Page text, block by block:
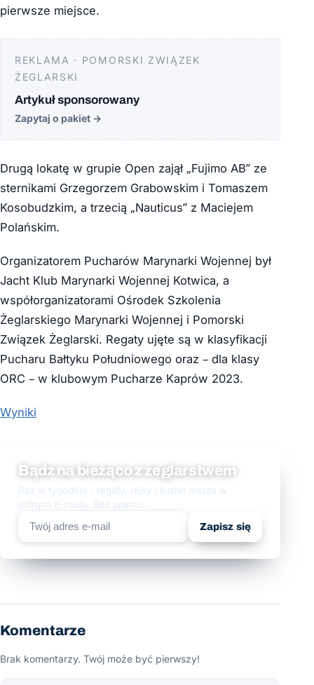
pierwsze miejsce.
REKLAMA · POMORSKI ZWIĄZEK
ŻEGLARSKI
Artykuł sponsorowany
Zapytaj o pakiet →
Drugą lokatę w grupie Open zajął „Fujimo AB” ze
sternikami Grzegorzem Grabowskim i Tomaszem
Kosobudzkim, a trzecią „Nauticus” z Maciejem
Polańskim.
Organizatorem Pucharów Marynarki Wojennej był
Jacht Klub Marynarki Wojennej Kotwica, a
współorganizatorami Ośrodek Szkolenia
Żeglarskiego Marynarki Wojennej i Pomorski
Związek Żeglarski. Regaty ujęte są w klasyfikacji
Pucharu Bałtyku Południowego oraz – dla klasy
ORC – w klubowym Pucharze Kaprów 2023.
Wyniki
Bądź na bieżąco z żeglarstwem
Raz w tygodniu - regaty, rejsy i ludzie morza w
jednym e-mailu. Bez spamu.
Zapisz się
Komentarze
Brak komentarzy. Twój może być pierwszy!